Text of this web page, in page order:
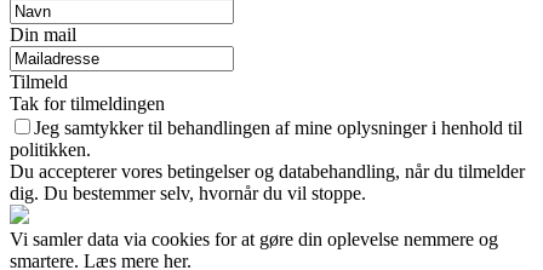
Din mail
Tilmeld
Tak for tilmeldingen
Jeg samtykker til behandlingen af mine oplysninger i henhold til
politikken.
Du accepterer vores betingelser og databehandling, når du tilmelder
dig. Du bestemmer selv, hvornår du vil stoppe.
Vi samler data via cookies for at gøre din oplevelse nemmere og
smartere. Læs mere her.